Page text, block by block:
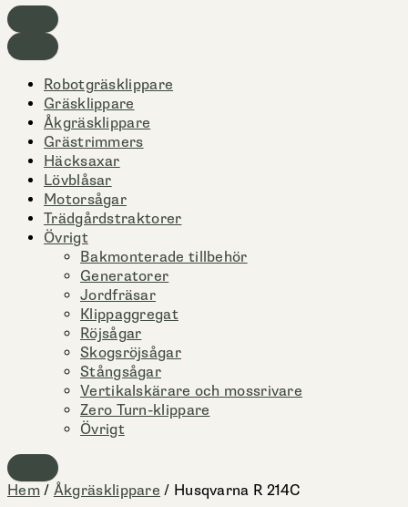
Robotgräsklippare
Gräsklippare
Åkgräsklippare
Grästrimmers
Häcksaxar
Lövblåsar
Motorsågar
Trädgårdstraktorer
Övrigt
Bakmonterade tillbehör
Generatorer
Jordfräsar
Klippaggregat
Röjsågar
Skogsröjsågar
Stångsågar
Vertikalskärare och mossrivare
Zero Turn-klippare
Övrigt
Hem/ Åkgräsklippare / Husqvarna R 214C